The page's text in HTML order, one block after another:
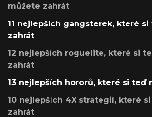
můžete zahrát
11 nejlepších gangsterek, které
zahrát
12 nejlepších roguelite, které si
zahrát
13 nejlepších hororů, které si teď
10 nejlepších 4X strategií, které
zahrát